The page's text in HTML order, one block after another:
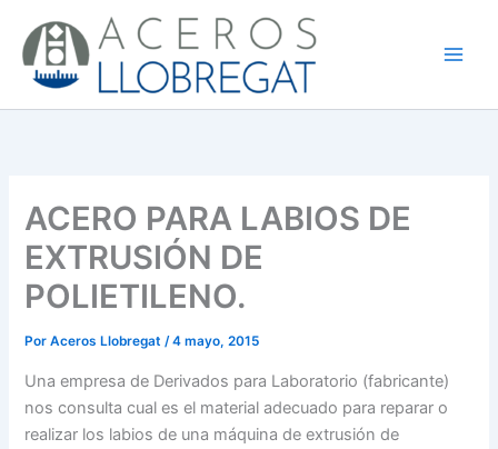
contenido
ACERO PARA LABIOS DE
EXTRUSIÓN DE
POLIETILENO.
PorAceros Llobregat/4 mayo, 2015
Una empresa de Derivados para Laboratorio (fabricante)
nos consulta cual es el material adecuado para reparar o
realizar los labios de una máquina de extrusión de